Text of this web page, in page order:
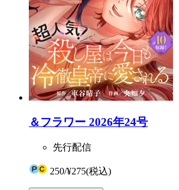
＆フラワー 2026年24号
先行配信
250/¥275(税込)